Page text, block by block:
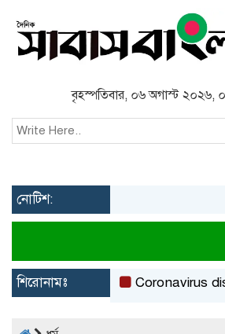
বৃহস্পতিবার, ০৬ অগাস্ট ২০২৬,
নোটিশ:
শিরোনামঃ Coronavirus